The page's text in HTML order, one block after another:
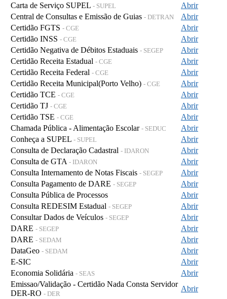
Carta de Serviço SUPEL - SUPEL
Abrir
Central de Consultas e Emissão de Guias - DETRAN
Abrir
Certidão FGTS - CGE
Abrir
Certidão INSS - CGE
Abrir
Certidão Negativa de Débitos Estaduais - SEGEP
Abrir
Certidão Receita Estadual - CGE
Abrir
Certidão Receita Federal - CGE
Abrir
Certidão Receita Municipal(Porto Velho) - CGE
Abrir
Certidão TCE - CGE
Abrir
Certidão TJ - CGE
Abrir
Certidão TSE - CGE
Abrir
Chamada Pública - Alimentação Escolar - SEDUC
Abrir
Conheça a SUPEL - SUPEL
Abrir
Consulta de Declaração Cadastral - IDARON
Abrir
Consulta de GTA - IDARON
Abrir
Consulta Internamento de Notas Fiscais - SEGEP
Abrir
Consulta Pagamento de DARE - SEGEP
Abrir
Consulta Pública de Processos
Abrir
Consulta REDESIM Estadual - SEGEP
Abrir
Consultar Dados de Veículos - SEGEP
Abrir
DARE - SEGEP
Abrir
DARE - SEDAM
Abrir
DataGeo - SEDAM
Abrir
E-SIC
Abrir
Economia Solidária - SEAS
Abrir
Emissao/Validação - Certidão Nada Consta Servidor
DER-RO - DER
Abrir